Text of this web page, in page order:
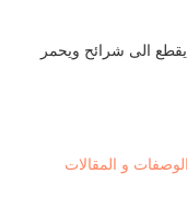
الى شرائح ويحمر
و المقالات